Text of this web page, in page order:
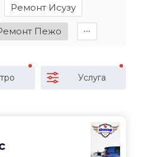
Ремонт Исузу
Пежо ∙∙∙
Услуга